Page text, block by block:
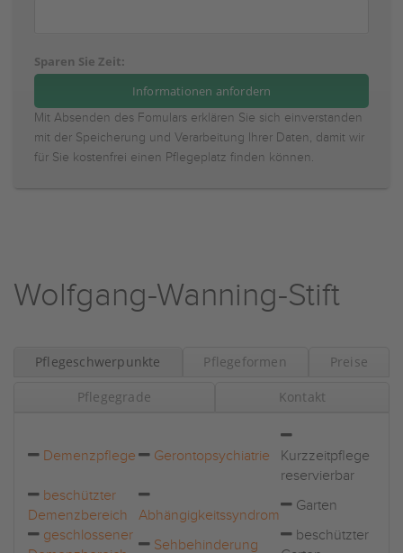
Sparen Sie Zeit:
Mit Absenden des Fomulars erklären Sie sich einverstanden
mit der Speicherung und Verarbeitung Ihrer Daten, damit wir
für Sie kostenfrei einen Pflegeplatz finden können.
Wolfgang-Wanning-Stift
Pflegeschwerpunkte Pflegeformen Preise
Pflegegrade Kontakt
Demenzpflege Gerontopsychiatrie
Kurzzeitpflege
reservierbar
beschützter
Demenzbereich
Abhängigkeitssyndrom
Garten
geschlossener
Sehbehinderung
beschützter